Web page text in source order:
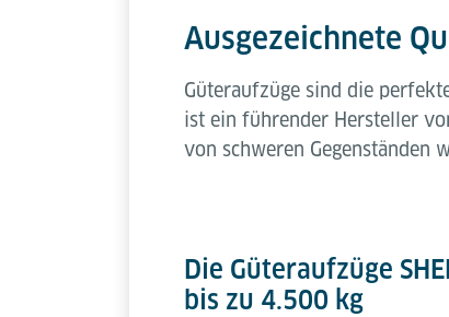
Ausgezeichnete
Güteraufzüge sind die
ist ein führender Hersteller
von schweren Gegenständen
Die Güteraufzüge
bis zu 4.500 kg